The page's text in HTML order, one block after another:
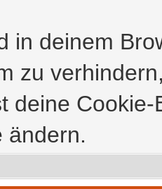
in deinem
zu
deine
ändern.